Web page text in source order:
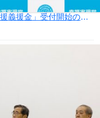
「令和8年熊本地震 災害被災者支援義援金」受付開始のお知らせ